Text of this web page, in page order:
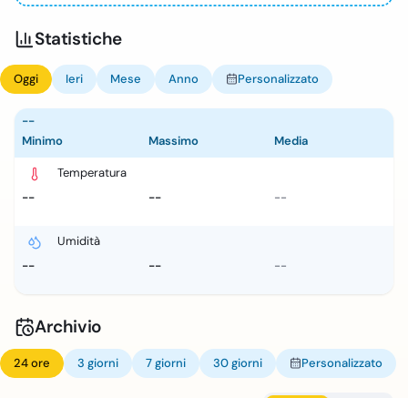
Statistiche
Oggi Ieri Mese Anno Personalizzato
--
Minimo
Massimo Media
Temperatura
--
-- --
Umidità
--
-- --
Archivio
24 ore 3 giorni 7 giorni 30 giorni Personalizzato